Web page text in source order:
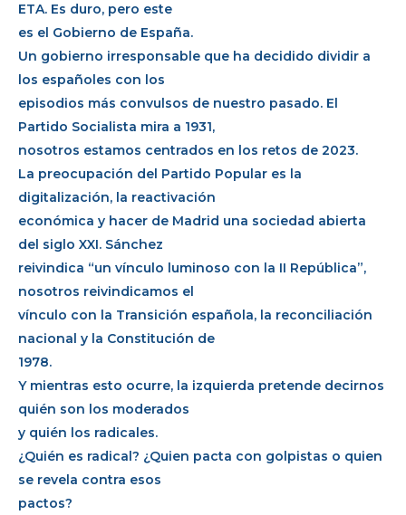
ETA. Es duro, pero este
es el Gobierno de España.
Un gobierno irresponsable que ha decidido dividir a
los españoles con los
episodios más convulsos de nuestro pasado. El
Partido Socialista mira a 1931,
nosotros estamos centrados en los retos de 2023.
La preocupación del Partido Popular es la
digitalización, la reactivación
económica y hacer de Madrid una sociedad abierta
del siglo XXI. Sánchez
reivindica “un vínculo luminoso con la II República”,
nosotros reivindicamos el
vínculo con la Transición española, la reconciliación
nacional y la Constitución de
1978.
Y mientras esto ocurre, la izquierda pretende decirnos
quién son los moderados
y quién los radicales.
¿Quién es radical? ¿Quien pacta con golpistas o quien
se revela contra esos
pactos?